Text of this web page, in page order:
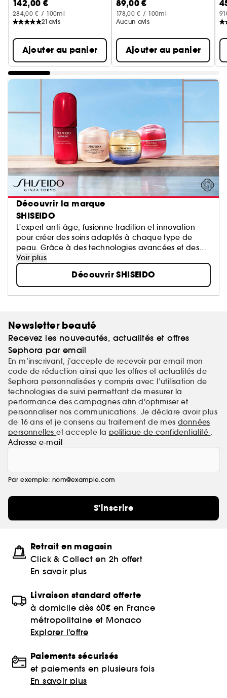
142,00 €
284,00 € / 100ml
21 avis
Ajouter au panier
89,00 €
178,00 € / 100ml
Aucun avis
Ajouter au panier
Découvrir la marque
SHISEIDO
L'expert anti-âge, fusionne tradition et innovation
pour créer des soins adaptés à chaque type de
peau. Grâce à des technologies avancées et des
ingrédients de haute qualité, la marque propose
des formulations qui allient science et sensorialité.
Shiseido transforme chaque application en un
véritable moment de bien-être.
Voir plus
Découvrir SHISEIDO
Newsletter beauté
Recevez les nouveautés, actualités et offres
Sephora par email
En m’inscrivant, j’accepte de recevoir par email mon
code de réduction ainsi que les offres et actualités de
Sephora personnalisées y compris avec l’utilisation de
technologies de suivi permettant de mesurer la
performance des campagnes afin d'optimiser et
personnaliser nos communications. Je déclare avoir plus
de 16 ans et je consens au traitement de mes données
personnelleset accepte la politique de confidentialité .
Adresse e-mail
Par exemple: nom@example.com
S'inscrire
Retrait en magasin
Click & Collect en 2h offert
En savoir plus
Livraison standard offerte
à domicile dès 60€ en France
métropolitaine et Monaco
Explorer l'offre
Paiements sécurisés
et paiements en plusieurs fois
En savoir plus